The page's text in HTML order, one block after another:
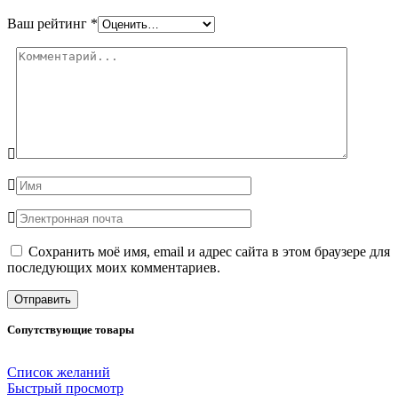
Ваш рейтинг *
Сохранить моё имя, email и адрес сайта в этом браузере для
последующих моих комментариев.
Сопутствующие товары
Список желаний
Быстрый просмотр